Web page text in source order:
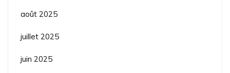
août 2025
juillet 2025
juin 2025